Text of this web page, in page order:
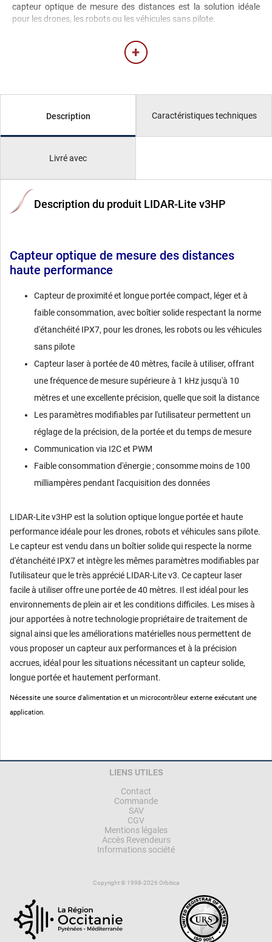
capteur optique de mesure des distances est la solution idéale
pour les drones, les robots ou les véhicules sans pilote.
Description Caractéristiques techniques
Livré avec
Description du produit LIDAR-Lite v3HP
Capteur optique de mesure des distances
haute performance
Capteur de proximité et longue portée compact, léger et à
faible consommation, avec boîtier solide respectant la norme
d'étanchéité IPX7, pour les drones, les robots ou les véhicules
sans pilote
Capteur laser à portée de 40 mètres, facile à utiliser, offrant
une fréquence de mesure supérieure à 1 kHz jusqu'à 10
mètres et une excellente précision, quelle que soit la distance
Les paramètres modifiables par l'utilisateur permettent un
réglage de la précision, de la portée et du temps de mesure
Communication via I2C et PWM
Faible consommation d'énergie ; consomme moins de 100
milliampères pendant l'acquisition des données
LIDAR-Lite v3HP est la solution optique longue portée et haute
performance idéale pour les drones, robots et véhicules sans pilote.
Le capteur est vendu dans un boîtier solide qui respecte la norme
d'étanchéité IPX7 et intègre les mêmes paramètres modifiables par
l'utilisateur que le très apprécié LIDAR-Lite v3. Ce capteur laser
facile à utiliser offre une portée de 40 mètres. Il est idéal pour les
environnements de plein air et les conditions difficiles. Les mises à
jour apportées à notre technologie propriétaire de traitement de
signal ainsi que les améliorations matérielles nous permettent de
vous proposer un capteur aux performances et à la précision
accrues, idéal pour les situations nécessitant un capteur solide,
longue portée et hautement performant.
Nécessite une source d'alimentation et un microcontrôleur externe exécutant une
application.
LIENS UTILES
Contact
Commande
SAV
CGV
Mentions légales
Accès Revendeurs
Informations société
Copyright © 1998-2026 Orbitica